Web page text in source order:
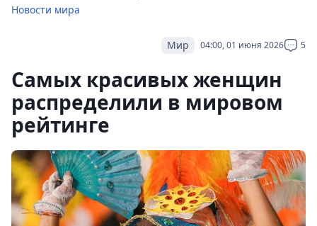
Новости мира
04:00, 01 июня 2026 5
Мир
Самых красивых женщин
распределили в мировом
рейтинге